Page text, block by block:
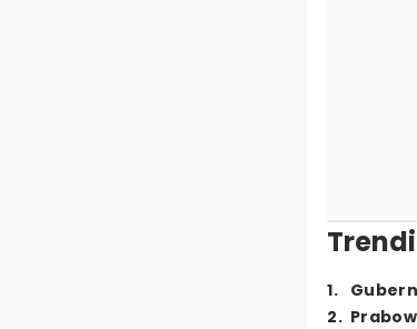
1.
2.